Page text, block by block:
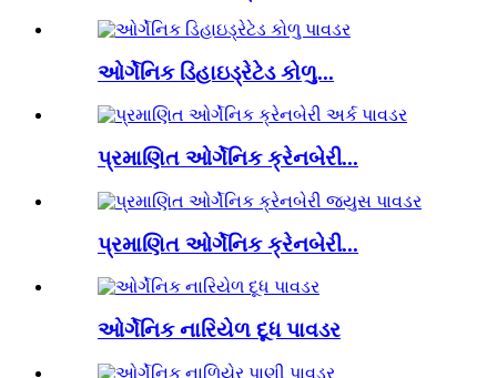
ઓર્ગેનિક ડિહાઇડ્રેટેડ કોળુ...
પ્રમાણિત ઓર્ગેનિક ક્રેનબેરી...
પ્રમાણિત ઓર્ગેનિક ક્રેનબેરી...
ઓર્ગેનિક નારિયેળ દૂધ પાવડર